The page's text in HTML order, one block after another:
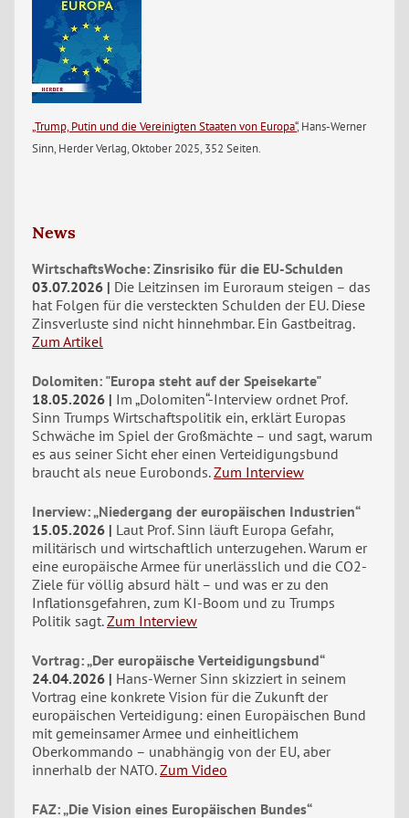
„Trump, Putin und die Vereinigten Staaten von Europa“, Hans-Werner
Sinn, Herder Verlag, Oktober 2025, 352 Seiten.
News
WirtschaftsWoche: Zinsrisiko für die EU-Schulden
03.07.2026
Die Leitzinsen im Euroraum steigen – das
hat Folgen für die versteckten Schulden der EU. Diese
Zinsverluste sind nicht hinnehmbar. Ein Gastbeitrag.
Zum Artikel
Dolomiten: "Europa steht auf der Speisekarte"
18.05.2026
Im „Dolomiten“-Interview ordnet Prof.
Sinn Trumps Wirtschaftspolitik ein, erklärt Europas
Schwäche im Spiel der Großmächte – und sagt, warum
es aus seiner Sicht eher einen Verteidigungsbund
braucht als neue Eurobonds. Zum Interview
Inerview: „Niedergang der europäischen Industrien“
15.05.2026
Laut Prof. Sinn läuft Europa Gefahr,
militärisch und wirtschaftlich unterzugehen. Warum er
eine europäische Armee für unerlässlich und die CO2-
Ziele für völlig absurd hält – und was er zu den
Inflationsgefahren, zum KI-Boom und zu Trumps
Politik sagt. Zum Interview
Vortrag: „Der europäische Verteidigungsbund“
24.04.2026
Hans-Werner Sinn skizziert in seinem
Vortrag eine konkrete Vision für die Zukunft der
europäischen Verteidigung: einen Europäischen Bund
mit gemeinsamer Armee und einheitlichem
Oberkommando – unabhängig von der EU, aber
innerhalb der NATO. Zum Video
FAZ: „Die Vision eines Europäischen Bundes“